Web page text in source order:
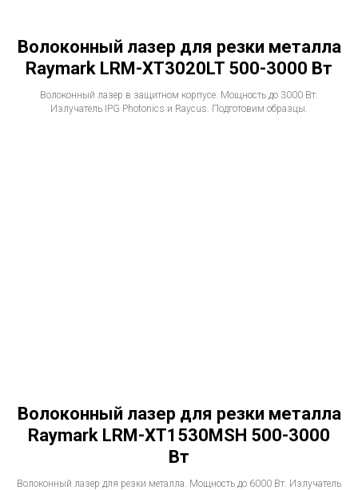
Волоконный лазер для резки металла
Raymark LRM-XT3020LT 500-3000 Вт
Волоконный лазер в защитном корпусе. Мощность до 3000 Вт.
Излучатель IPG Photonics и Raycus. Подготовим образцы.
Волоконный лазер для резки металла
Raymark LRM-XT1530MSH 500-3000
Вт
Волоконный лазер для резки металла. Мощность до 6000 Вт. Излучатель